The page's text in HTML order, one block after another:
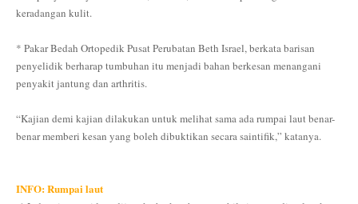
keradangan kulit.
* Pakar Bedah Ortopedik Pusat Perubatan Beth Israel, berkata barisan
penyelidik berharap tumbuhan itu menjadi bahan berkesan menangani
penyakit jantung dan arthritis.
“Kajian demi kajian dilakukan untuk melihat sama ada rumpai laut benar-
benar memberi kesan yang boleh dibuktikan secara saintifik,” katanya.
INFO: Rumpai laut